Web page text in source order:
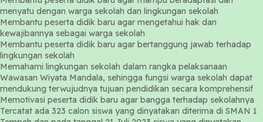
menyatu dengan warga sekolah dan lingkungan sekolah
Membantu peserta didik baru agar mengetahui hak dan
kewajibannya sebagai warga sekolah
Membantu peserta didik baru agar bertanggung jawab terhadap
lingkungan sekolah
Memahami lingkungan sekolah dalam rangka pelaksanaan
Wawasan Wiyata Mandala, sehingga fungsi warga sekolah dapat
mendukung terwujudnya tujuan pendidikan secara komprehensif
Memotivasi peserta didik baru agar bangga terhadap sekolahnya
Tercatat ada 323 calon siswa yang dinyatakan diterima di SMAN 1